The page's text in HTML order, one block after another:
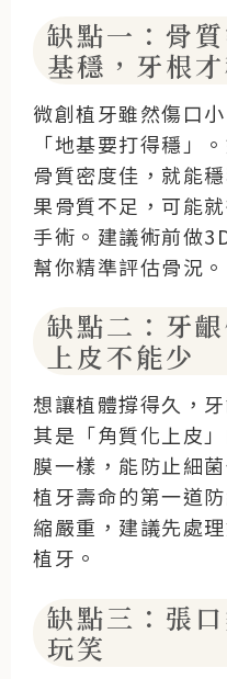
缺點一：骨
基穩，牙根
微創植牙雖然傷口
「地基要打得穩」
骨質密度佳，就能
果骨質不足，可能
手術。建議術前做
幫你精準評估骨況。
缺點二：牙
上皮不能少
想讓植體撐得久，
其是「角質化上皮
膜一樣，能防止細
植牙壽命的第一道
縮嚴重，建議先處
植牙。
缺點三：張
玩笑